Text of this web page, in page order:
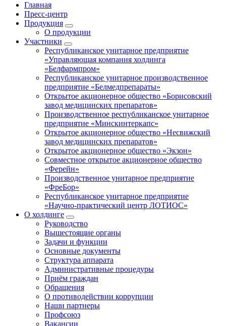
Главная
Пресс-центр
Продукция
О продукции
Участники
Республиканское унитарное предприятие
«Управляющая компания холдинга
«Белфармпром»
Республиканское унитарное производственное
предприятие «Белмедпрепараты»
Открытое акционерное общество «Борисовский
завод медицинских препаратов»
Производственное республиканское унитарное
предприятие «Минскинтеркапс»
Открытое акционерное общество «Несвижский
завод медицинских препаратов»
Открытое акционерное общество «Экзон»
Совместное открытое акционерное общество
«Ферейн»
Производственное унитарное предприятие
«ФреБор»
Республиканское унитарное предприятие
«Научно-практический центр ЛОТИОС»
О холдинге
Руководство
Вышестоящие органы
Задачи и функции
Основные документы
Структура аппарата
Административные процедуры
Приём граждан
Обращения
О противодействии коррупции
Наши партнеры
Профсоюз
Вакансии